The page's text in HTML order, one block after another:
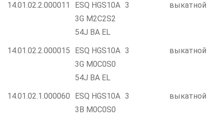
14.01.02.2.000011
ESQ HGS10A
3G M2C2S2
54J BA EL
3 выкатной
14.01.02.2.000015
ESQ HGS10A
3G M0C0S0
54J BA EL
3 выкатной
14.01.02.1.000060
ESQ HGS10A
3B M0C0S0
3 выкатной